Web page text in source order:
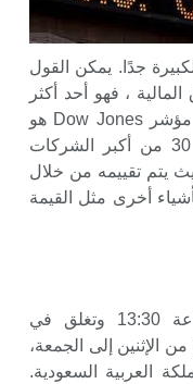
جدًا. يمكن القول
، فهو أحد أكثر
المقاييس المالية تصنيفًا في العالم. مؤشر Dow ​​Jones هو
مؤشر سوق الأسهم الذي يتتبع أداء 30 من أكبر الشركات
يتم تقييمه من خلال
أخرى مثل القيمة
تفتح البورصات الأمريكية في الساعة 13:30 وتغلق في
من الإثنين إلى الجمعة،
بتوقيت المملكة العربية السعودية.